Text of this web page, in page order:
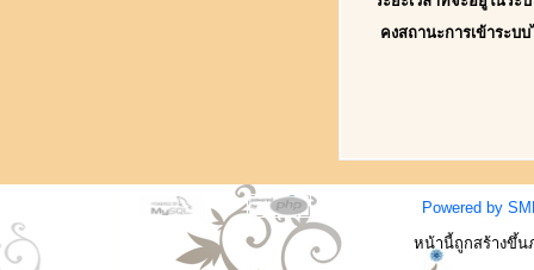
คงสถานะการเข้าระบ
Powered by
หน้านี้ถูกสร้างขึ้น